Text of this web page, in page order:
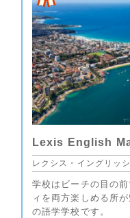
Lexis English
レクシス・イングリッ
学校はビーチの目の
ィを両方楽しめる所
の語学学校です。